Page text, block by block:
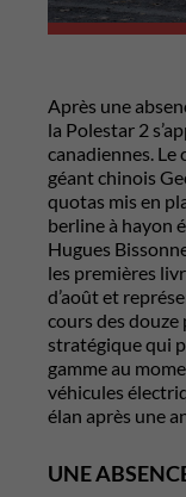
Après une
la Polestar 2
canadiennes.
géant chinois
quotas mis en
berline à hayon
Hugues
les premières
d’août et
cours des
stratégique qui
gamme au
véhicules
élan après une
UNE